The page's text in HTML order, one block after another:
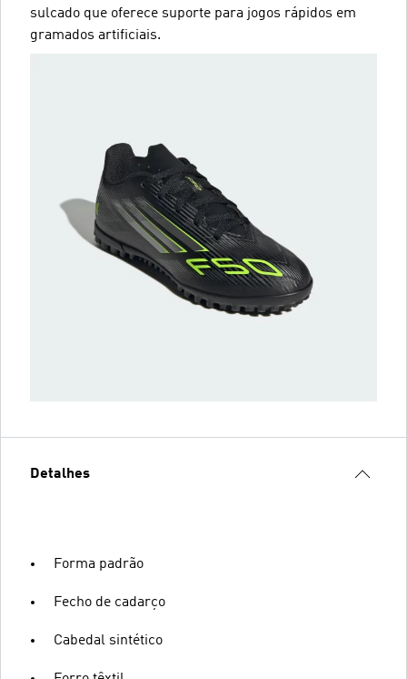
sulcado que oferece suporte para jogos rápidos em
gramados artificiais.
Detalhes
Forma padrão
Fecho de cadarço
Cabedal sintético